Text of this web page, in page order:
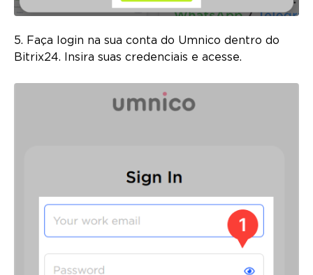
5. Faça login na sua conta do Umnico dentro do
Bitrix24. Insira suas credenciais e acesse.